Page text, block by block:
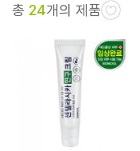
총 24개의 제품